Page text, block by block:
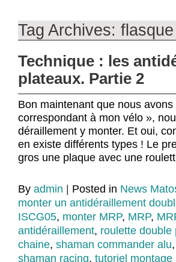
Tag Archives:
Technique : les
plateaux. Partie 2
Bon maintenant que nous
correspondant à mon vélo »,
déraillement y monter. Et oui,
en existe différents types ! Le
gros une plaque avec une
By admin Posted in News
monter un antidéraillement
ISCG05, monter MRP, MRP,
antidéraillement, roulette double
chaine, shaman commander alu,
shaman racing, tutoriel